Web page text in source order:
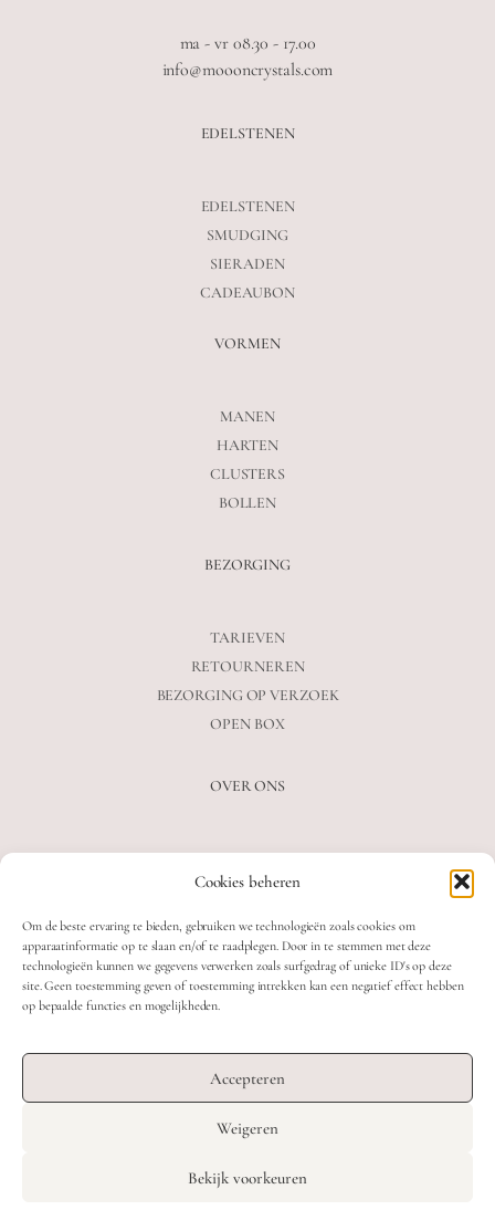
Cookies beheren
Om de beste ervaring te bieden, gebruiken we technologieën zoals cookies om
apparaatinformatie op te slaan en/of te raadplegen. Door in te stemmen met deze
technologieën kunnen we gegevens verwerken zoals surfgedrag of unieke ID's op deze
site. Geen toestemming geven of toestemming intrekken kan een negatief effect hebben
op bepaalde functies en mogelijkheden.
Accepteren
Weigeren
Bekijk voorkeuren
ma - vr 08.30 - 17.00
info@moooncrystals.com
EDELSTENEN
EDELSTENEN
SMUDGING
SIERADEN
CADEAUBON
VORMEN
MANEN
HARTEN
CLUSTERS
BOLLEN
BEZORGING
TARIEVEN
RETOURNEREN
BEZORGING OP VERZOEK
OPEN BOX
OVER ONS
VEELGESTELDE VRAGEN
OVER ONS
CONTACT
TERMS & CONDITIONS
Nederlands English